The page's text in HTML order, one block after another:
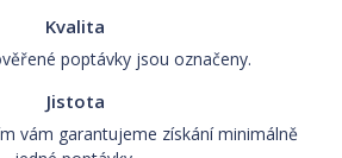
Kvalita
poptávky jsou označeny.
Jistota
vám garantujeme získání minimálně